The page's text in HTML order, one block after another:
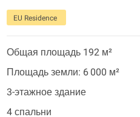
EU Residence
Общая площадь 192 м²
Площадь земли: 6 000 м²
3-этажное здание
4 спальни